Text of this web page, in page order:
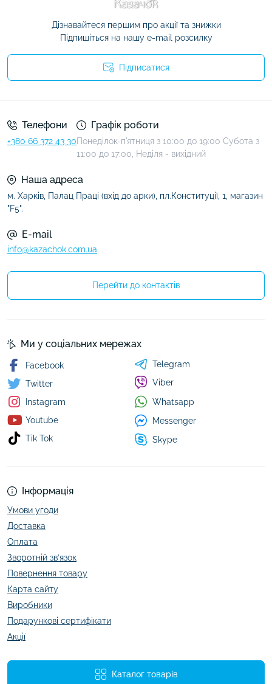
Дізнавайтеся першим про акції та знижки
Підпишіться на нашу e-mail розсилку
Підписатися
Телефони
+380 66 372 43 30
Графік роботи
Понеділок-п'ятниця з 10:00 до 19:00 Субота з
11:00 до 17:00, Неділя - вихідний
Наша адреса
м. Харків, Палац Праці (вхід до арки), пл.Конституції, 1, магазин
"F5".
E-mail
info@kazachok.com.ua
Перейти до контактів
Інформація
Умови угоди
Доставка
Оплата
Зворотній зв’язок
Повернення товару
Карта сайту
Виробники
Подарункові сертифікати
Акції
Каталог товарів
Ми у соціальних мережах
Facebook
Twitter
Instagram
Youtube
Tik Tok
Telegram
Viber
Whatsapp
Messenger
Skype